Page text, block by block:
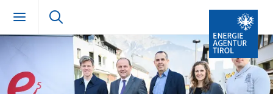
Zum Inhalt springen (Alt + 0)
zur Navigation springen (Alt + 1)
Zur Suche springen (Alt + 2)